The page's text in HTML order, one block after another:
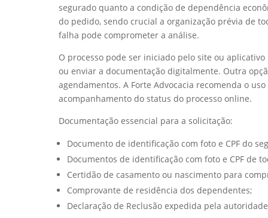
segurado quanto a condição de dependência
do pedido, sendo crucial a organização prévia de
falha pode comprometer a análise.
O processo pode ser iniciado pelo site ou aplicativo
ou enviar a documentação digitalmente. Outra
agendamentos. A Forte Advocacia recomenda o
acompanhamento do status do processo online.
Documentação essencial para a solicitação:
Documento de identificação com foto e CPF do
Documentos de identificação com foto e CPF de
Certidão de casamento ou nascimento para
Comprovante de residência dos dependentes;
Declaração de Reclusão expedida pela